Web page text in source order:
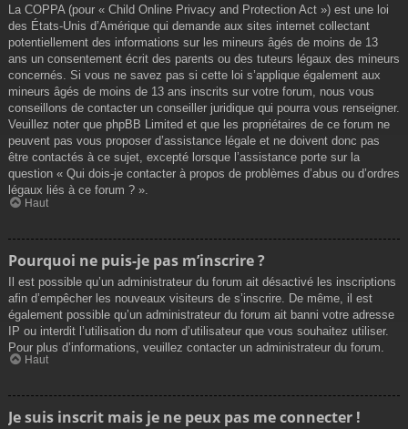
La COPPA (pour « Child Online Privacy and Protection Act ») est une loi
des États-Unis d’Amérique qui demande aux sites internet collectant
potentiellement des informations sur les mineurs âgés de moins de 13
ans un consentement écrit des parents ou des tuteurs légaux des mineurs
concernés. Si vous ne savez pas si cette loi s’applique également aux
mineurs âgés de moins de 13 ans inscrits sur votre forum, nous vous
conseillons de contacter un conseiller juridique qui pourra vous renseigner.
Veuillez noter que phpBB Limited et que les propriétaires de ce forum ne
peuvent pas vous proposer d’assistance légale et ne doivent donc pas
être contactés à ce sujet, excepté lorsque l’assistance porte sur la
question « Qui dois-je contacter à propos de problèmes d’abus ou d’ordres
légaux liés à ce forum ? ».
Haut
Pourquoi ne puis-je pas m’inscrire ?
Il est possible qu’un administrateur du forum ait désactivé les inscriptions
afin d’empêcher les nouveaux visiteurs de s’inscrire. De même, il est
également possible qu’un administrateur du forum ait banni votre adresse
IP ou interdit l’utilisation du nom d’utilisateur que vous souhaitez utiliser.
Pour plus d’informations, veuillez contacter un administrateur du forum.
Haut
Je suis inscrit mais je ne peux pas me connecter !